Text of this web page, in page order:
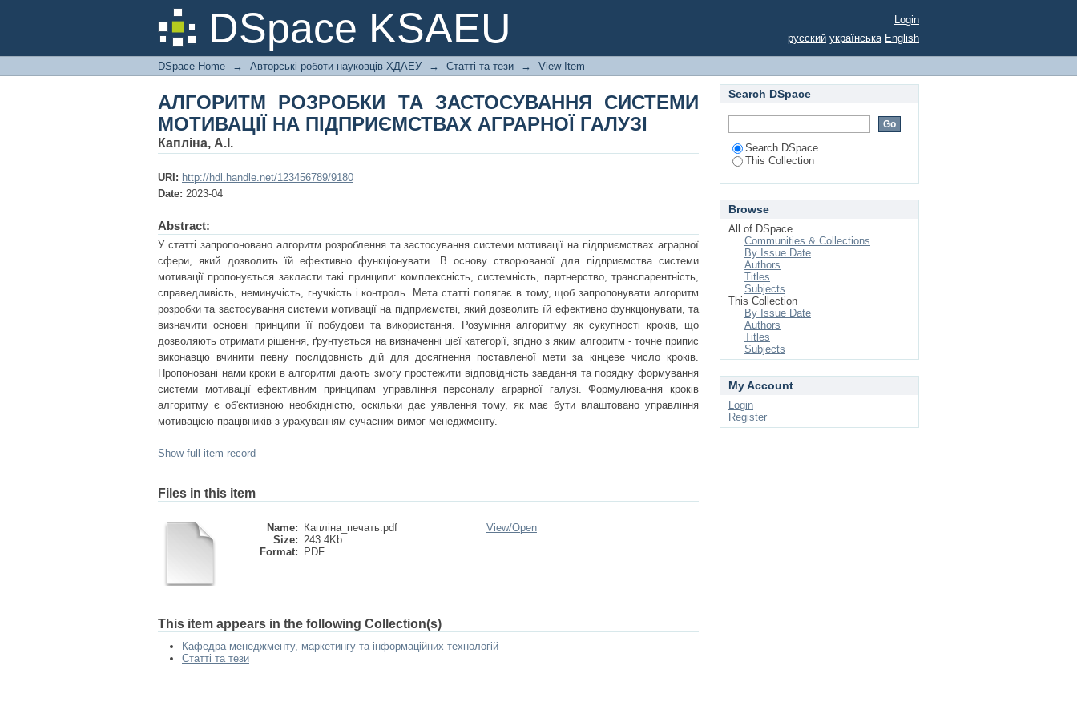
DSpace KSAEU
АЛГОРИТМ РОЗРОБКИ ТА ЗАСТОСУВАННЯ СИСТЕМИ МОТИВАЦІЇ НА
ПІДПРИЄМСТВАХ АГРАРНОЇ ГАЛУЗІ
Login
русский українська English
DSpace Home → Авторські роботи науковців ХДАЕУ → Статті та тези → View Item
АЛГОРИТМ РОЗРОБКИ ТА ЗАСТОСУВАННЯ СИСТЕМИ
МОТИВАЦІЇ НА ПІДПРИЄМСТВАХ АГРАРНОЇ ГАЛУЗІ
Капліна, А.І.
URI: http://hdl.handle.net/123456789/9180
Date: 2023-04
Abstract:
У статті запропоновано алгоритм розроблення та застосування системи мотивації на підприємствах аграрної
сфери, який дозволить їй ефективно функціонувати. В основу створюваної для підприємства системи
мотивації пропонується закласти такі принципи: комплексність, системність, партнерство, транспарентність,
справедливість, неминучість, гнучкість і контроль. Мета статті полягає в тому, щоб запропонувати алгоритм
розробки та застосування системи мотивації на підприємстві, який дозволить їй ефективно функціонувати, та
визначити основні принципи її побудови та використання. Розуміння алгоритму як сукупності кроків, що
дозволяють отримати рішення, ґрунтується на визначенні цієї категорії, згідно з яким алгоритм - точне припис
виконавцю вчинити певну послідовність дій для досягнення поставленої мети за кінцеве число кроків.
Пропоновані нами кроки в алгоритмі дають змогу простежити відповідність завдання та порядку формування
системи мотивації ефективним принципам управління персоналу аграрної галузі. Формулювання кроків
алгоритму є об'єктивною необхідністю, оскільки дає уявлення тому, як має бути влаштовано управління
мотивацією працівників з урахуванням сучасних вимог менеджменту.
Show full item record
Files in this item
Name:
Капліна_печать.pdf
Size: 243.4Kb
Format:
PDF
View/Open
This item appears in the following Collection(s)
Кафедра менеджменту, маркетингу та інформаційних технологій
Статті та тези
Search DSpace
Search DSpace
This Collection
Browse
All of DSpace
Communities & Collections
By Issue Date
Authors
Titles
Subjects
This Collection
By Issue Date
Authors
Titles
Subjects
My Account
Login
Register